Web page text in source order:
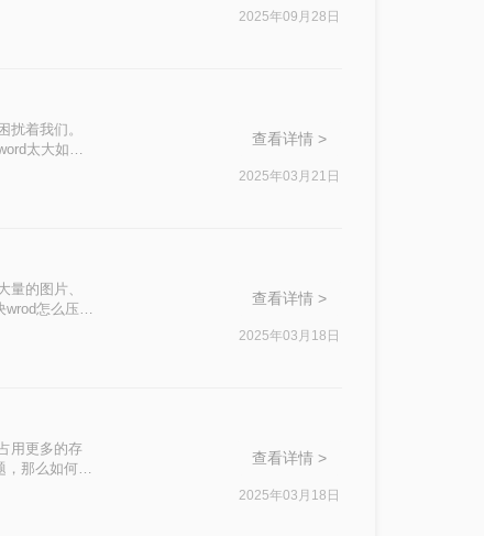
2025年09月28日
着我们。
太大如何
查看详情 >
2025年03月21日
的图片、
怎么压缩
查看详情 >
2025年03月18日
用更多的存
，那么如何压
查看详情 >
2025年03月18日